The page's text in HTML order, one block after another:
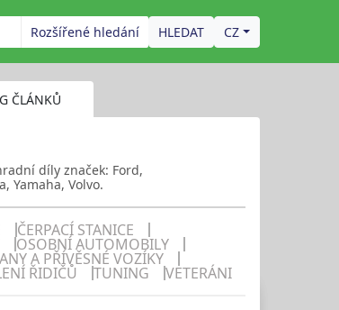
Rozšířené hledání CZ
ČLÁNKŮ
díly značek: Ford,
Yamaha, Volvo.
ČERPACÍ STANICE
OSOBNÍ AUTOMOBILY
A PŘÍVĚSNÉ VOZÍKY
ŘIDIČŮ TUNING VETERÁNI